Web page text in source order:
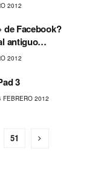
2012
de Facebook?
antiguo…
2012
3
FEBRERO 2012
51